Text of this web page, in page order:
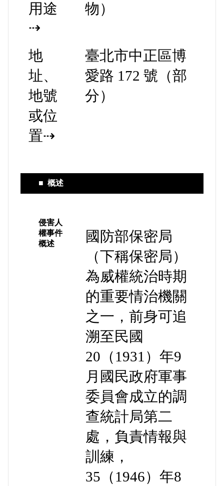
用途
⇢
物）
地
址、
地號
或位
置⇢
臺北市中正區博
愛路 172 號（部
分）
■ 概述
侵害人
權事件
概述
國防部保密局
（下稱保密局）
為威權統治時期
的重要情治機關
之一，前身可追
溯至民國
20（1931）年9
月國民政府軍事
委員會成立的調
查統計局第二
處，負責情報與
訓練，
35（1946）年8